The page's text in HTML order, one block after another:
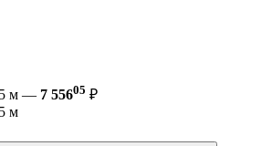
5 м — 7 55605 ₽
м